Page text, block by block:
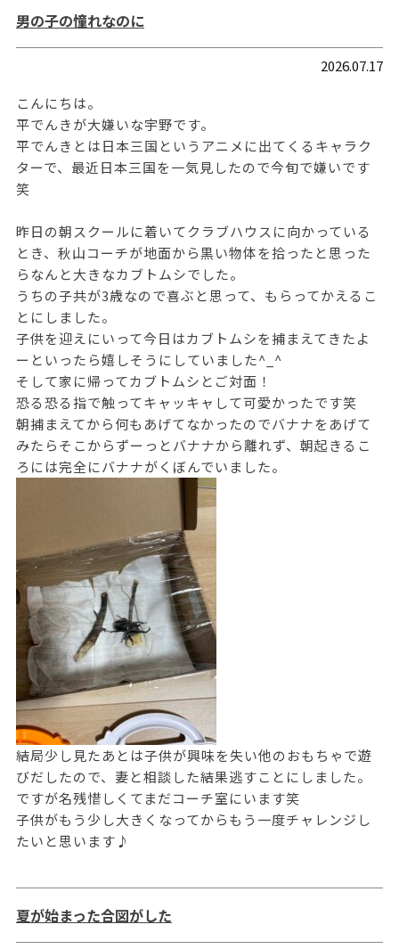
男の子の憧れなのに
2026.07.17
こんにちは。
平でんきが大嫌いな宇野です。
平でんきとは日本三国というアニメに出てくるキャラク
ターで、最近日本三国を一気見したので今旬で嫌いです
笑
昨日の朝スクールに着いてクラブハウスに向かっている
とき、秋山コーチが地面から黒い物体を拾ったと思った
らなんと大きなカブトムシでした。
うちの子共が3歳なので喜ぶと思って、もらってかえるこ
とにしました。
子供を迎えにいって今日はカブトムシを捕まえてきたよ
ーといったら嬉しそうにしていました^_^
そして家に帰ってカブトムシとご対面！
恐る恐る指で触ってキャッキャして可愛かったです笑
朝捕まえてから何もあげてなかったのでバナナをあげて
みたらそこからずーっとバナナから離れず、朝起きるこ
ろには完全にバナナがくぼんでいました。
結局少し見たあとは子供が興味を失い他のおもちゃで遊
びだしたので、妻と相談した結果逃すことにしました。
ですが名残惜しくてまだコーチ室にいます笑
子供がもう少し大きくなってからもう一度チャレンジし
たいと思います♪
夏が始まった合図がした